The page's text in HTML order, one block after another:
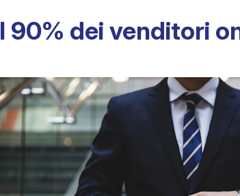
90% dei venditori